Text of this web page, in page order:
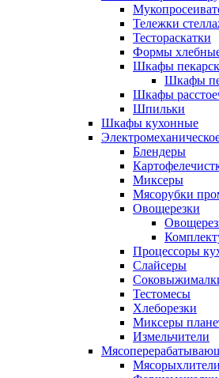
Тележки
Тестораскатки
Формы
Шкафы
Шкафы
Шкафы
Шпильки
Шкафы кухонные
Блендеры
Миксеры
Мясорубки
Овощерезки
Процессоры
Слайсеры
Тестомесы
Хлеборезки
Миксеры
Измельчители
Мясорыхлители